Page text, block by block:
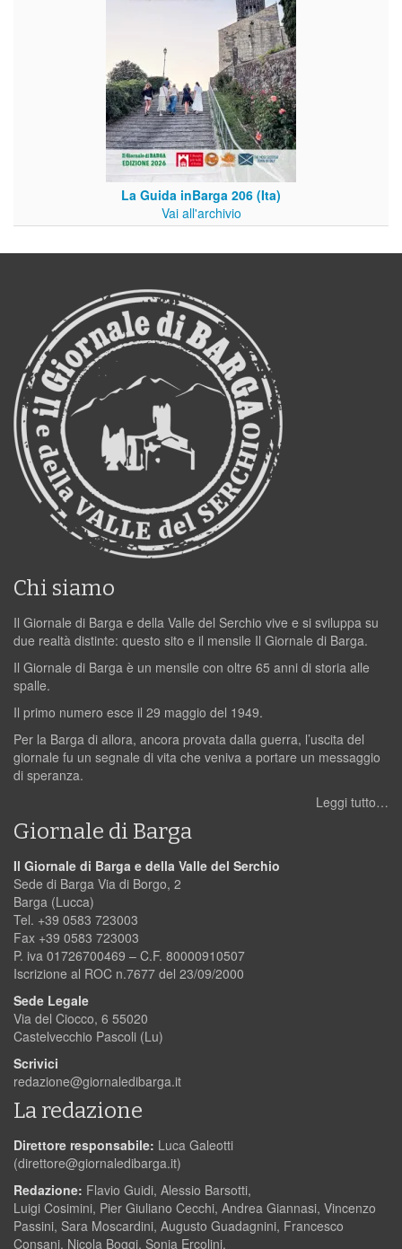
La Guida inBarga 206 (Ita)
Vai all'archivio
Chi siamo
Il Giornale di Barga e della Valle del Serchio vive e si sviluppa su
due realtà distinte: questo sito e il mensile Il Giornale di Barga.
Il Giornale di Barga è un mensile con oltre 65 anni di storia alle
spalle.
Il primo numero esce il 29 maggio del 1949.
Per la Barga di allora, ancora provata dalla guerra, l’uscita del
giornale fu un segnale di vita che veniva a portare un messaggio
di speranza.
Leggi tutto…
Giornale di Barga
Il Giornale di Barga e della Valle del Serchio
Sede di Barga Via di Borgo, 2
Barga (Lucca)
Tel. +39 0583 723003
Fax +39 0583 723003
P. iva 01726700469 – C.F. 80000910507
Iscrizione al ROC n.7677 del 23/09/2000
Sede Legale
Via del Ciocco, 6 55020
Castelvecchio Pascoli (Lu)
Scrivici
redazione@giornaledibarga.it
La redazione
Direttore responsabile: Luca Galeotti
(direttore@giornaledibarga.it)
Redazione: Flavio Guidi, Alessio Barsotti,
Luigi Cosimini, Pier Giuliano Cecchi, Andrea Giannasi, Vincenzo
Passini, Sara Moscardini, Augusto Guadagnini, Francesco
Consani, Nicola Boggi, Sonia Ercolini.